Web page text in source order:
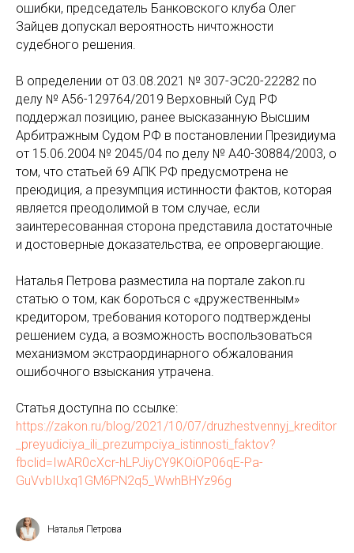
ошибки, председатель Банковского клуба Олег
Зайцев допускал вероятность ничтожности
судебного решения.
В определении от 03.08.2021 № 307-ЭС20-22282 по
делу № А56-129764/2019 Верховный Суд РФ
поддержал позицию, ранее высказанную Высшим
Арбитражным Судом РФ в постановлении Президиума
от 15.06.2004 № 2045/04 по делу № А40-30884/2003, о
том, что статьей 69 АПК РФ предусмотрена не
преюдиция, а презумпция истинности фактов, которая
является преодолимой в том случае, если
заинтересованная сторона представила достаточные
и достоверные доказательства, ее опровергающие.
Наталья Петрова разместила на портале zakon.ru
статью о том, как бороться с «дружественным»
кредитором, требования которого подтверждены
решением суда, а возможность воспользоваться
механизмом экстраординарного обжалования
ошибочного взыскания утрачена.
Статья доступна по ссылке:
https://zakon.ru/blog/2021/10/07/druzhestvennyj_kreditor
_preyudiciya_ili_prezumpciya_istinnosti_faktov?
fbclid=IwAR0cXcr-hLPJiyCY9KOiOP06qE-Pa-
GuVvbIUxq1GM6PN2q5_WwhBHYz96g
Наталья Петрова